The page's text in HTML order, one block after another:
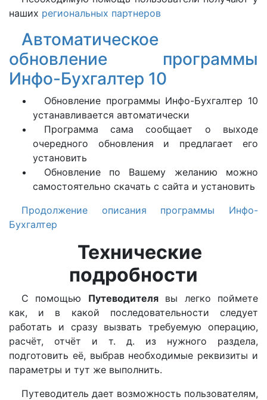
наших региональных партнеров
Автоматическое
обновление программы
Инфо-Бухгалтер 10
Обновление программы Инфо-Бухгалтер 10
устанавливается автоматически
Программа сама сообщает о выходе
очередного обновления и предлагает его
установить
Обновление по Вашему желанию можно
самостоятельно скачать с сайта и установить
Продолжение описания программы Инфо-
Бухгалтер
Технические
подробности
С помощью Путеводителявы легко поймете
как, и в какой последовательности следует
работать и сразу вызвать требуемую операцию,
расчёт, отчёт и т. д. из нужного раздела,
подготовить её, выбрав необходимые реквизиты и
параметры и тут же выполнить.
Путеводитель дает возможность пользователям,